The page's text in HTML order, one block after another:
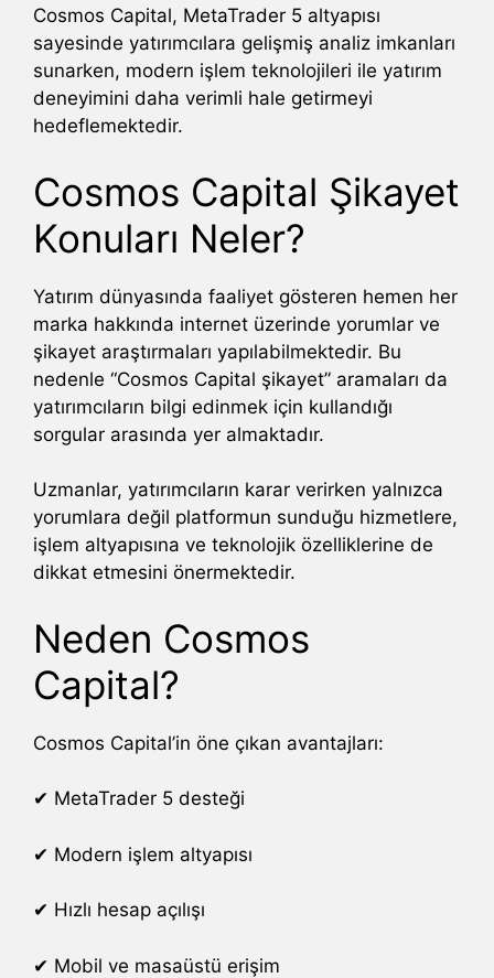
Cosmos Capital, MetaTrader 5 altyapısı
sayesinde yatırımcılara gelişmiş analiz imkanları
sunarken, modern işlem teknolojileri ile yatırım
deneyimini daha verimli hale getirmeyi
hedeflemektedir.
Cosmos Capital Şikayet
Konuları Neler?
Yatırım dünyasında faaliyet gösteren hemen her
marka hakkında internet üzerinde yorumlar ve
şikayet araştırmaları yapılabilmektedir. Bu
nedenle “Cosmos Capital şikayet” aramaları da
yatırımcıların bilgi edinmek için kullandığı
sorgular arasında yer almaktadır.
Uzmanlar, yatırımcıların karar verirken yalnızca
yorumlara değil platformun sunduğu hizmetlere,
işlem altyapısına ve teknolojik özelliklerine de
dikkat etmesini önermektedir.
Neden Cosmos
Capital?
Cosmos Capital’in öne çıkan avantajları:
✔ MetaTrader 5 desteği
✔ Modern işlem altyapısı
✔ Hızlı hesap açılışı
✔ Mobil ve masaüstü erişim